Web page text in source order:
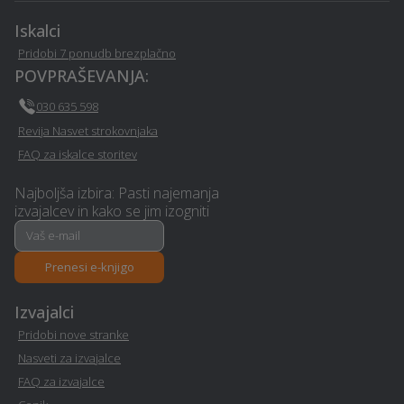
Razrez cistern in čiščenje
- Bovec
Bovec
Ortodontija - Bovec
Avtoservis - Bovec
Deratizacija, dezinsekcija
in dezinfekcija - Bovec
Prevoz pokojnikov -
Bovec
Ogrevanje - Bovec
Iskalci
Pridobi 7 ponudb brezplačno
POVPRAŠEVANJA:
030 635 598
Revija Nasvet strokovnjaka
FAQ za iskalce storitev
Najboljša izbira: Pasti najemanja
izvajalcev in kako se jim izogniti
Prenesi e-knjigo
Izvajalci
Pridobi nove stranke
Nasveti za izvajalce
FAQ za izvajalce